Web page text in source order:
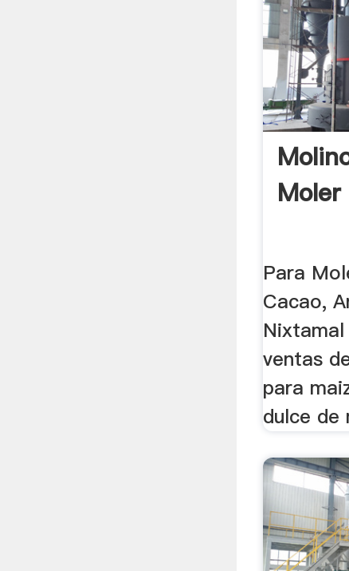
Para
Cacao,
ventas
para
dulce de